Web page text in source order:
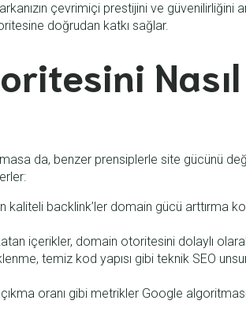
çevrimiçi prestijini ve güvenilirliğini
doğrudan katkı sağlar.
Nasıl
da, benzer prensiplerle site gücünü
kaliteli backlink’ler domain gücü arttırma
içerikler, domain otoritesini dolaylı
temiz kod yapısı gibi teknik SEO
oranı gibi metrikler Google